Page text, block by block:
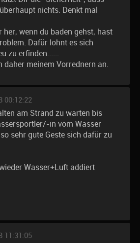
nichts. Denkt mal
her, wenn du baden gehst, hast
Dafür lohnt es sich
zu erfinden......
daher meinem Vorrednern an.
00:12:22
am Strand zu warten bis
in vom Wasser
sehr gute Geste sich dafür zu
Wasser+Luft addiert
11:31:05